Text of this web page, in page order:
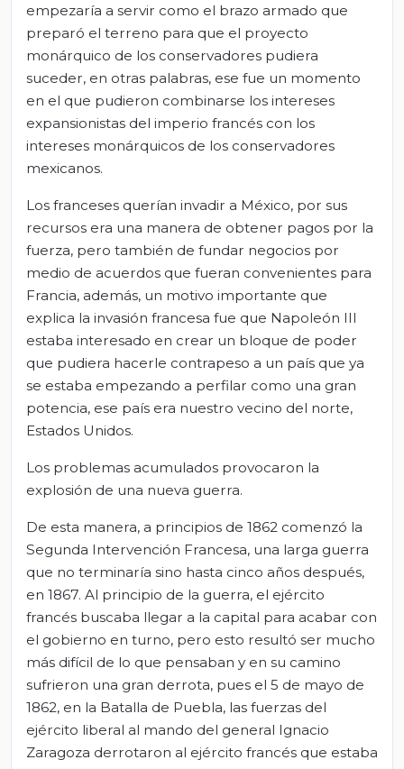
empezaría a servir como el brazo armado que
preparó el terreno para que el proyecto
monárquico de los conservadores pudiera
suceder, en otras palabras, ese fue un momento
en el que pudieron combinarse los intereses
expansionistas del imperio francés con los
intereses monárquicos de los conservadores
mexicanos.
Los franceses querían invadir a México, por sus
recursos era una manera de obtener pagos por la
fuerza, pero también de fundar negocios por
medio de acuerdos que fueran convenientes para
Francia, además, un motivo importante que
explica la invasión francesa fue que Napoleón III
estaba interesado en crear un bloque de poder
que pudiera hacerle contrapeso a un país que ya
se estaba empezando a perfilar como una gran
potencia, ese país era nuestro vecino del norte,
Estados Unidos.
Los problemas acumulados provocaron la
explosión de una nueva guerra.
De esta manera, a principios de 1862 comenzó la
Segunda Intervención Francesa, una larga guerra
que no terminaría sino hasta cinco años después,
en 1867. Al principio de la guerra, el ejército
francés buscaba llegar a la capital para acabar con
el gobierno en turno, pero esto resultó ser mucho
más difícil de lo que pensaban y en su camino
sufrieron una gran derrota, pues el 5 de mayo de
1862, en la Batalla de Puebla, las fuerzas del
ejército liberal al mando del general Ignacio
Zaragoza derrotaron al ejército francés que estaba